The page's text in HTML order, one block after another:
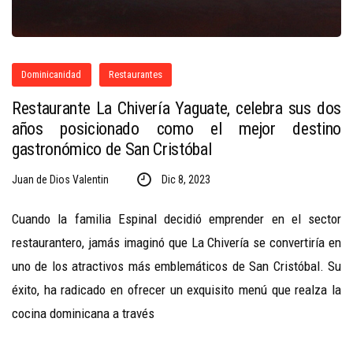
Dominicanidad Restaurantes
Restaurante La Chivería Yaguate, celebra sus dos
años posicionado como el mejor destino
gastronómico de San Cristóbal
Juan de Dios Valentin Dic 8, 2023
Cuando la familia Espinal decidió emprender en el sector
restaurantero, jamás imaginó que La Chivería se convertiría en
uno de los atractivos más emblemáticos de San Cristóbal. Su
éxito, ha radicado en ofrecer un exquisito menú que realza la
cocina dominicana a través